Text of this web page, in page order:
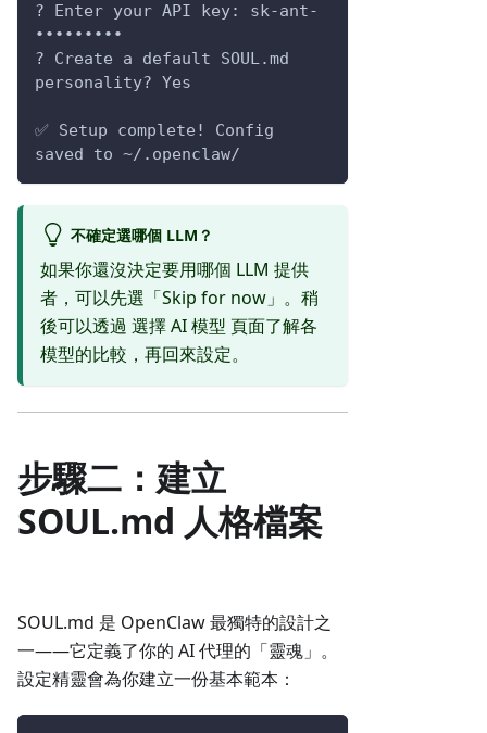
? Enter your API key: sk-ant-
•••••••••
? Create a default SOUL.md
personality? Yes
✅ Setup complete! Config
saved to ~/.openclaw/
不確定選哪個 LLM？
如果你還沒決定要用哪個 LLM 提供
者，可以先選「Skip for now」。稍
後可以透過 選擇 AI 模型 頁面了解各
模型的比較，再回來設定。
步驟二：建立
SOUL.md 人格檔案
SOUL.md 是 OpenClaw 最獨特的設計之
一——它定義了你的 AI 代理的「靈魂」。
設定精靈會為你建立一份基本範本：